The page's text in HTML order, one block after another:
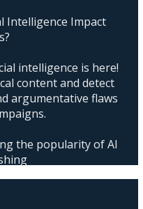
Intelligence Impact
intelligence is here!
content and detect
argumentative flaws
the popularity of AI